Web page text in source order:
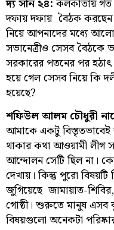
দ্য সান ২৪:কলকাতায় গত
দফায় দফায় বৈঠক করছেন
নিয়ে আপনাদের মধ্যে
সভানেত্রীও সেসব বৈঠকে
সরকারের পতনের পর
হয়ে গেল সেসব নিয়ে কি
হয়েছে?
শফিউল আলম চৌধুরী
আমাকে একটু বিস্তৃতভাবেই
থাকার কথা আওয়ামী লীগ
আন্দোলন সেটি ছিল না।
দেখায়। কিন্তু পুরো
জুগিয়েছে জামায়াত-
গোষ্ঠী। শুরুতে মানুষ এসব
বিষয়গুলো অনেকটা